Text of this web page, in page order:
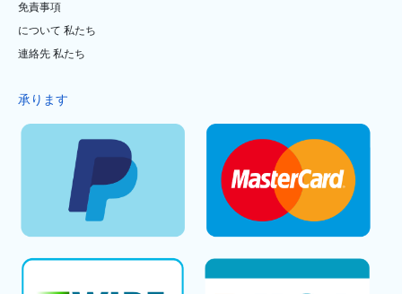
免責事項
について 私たち
連絡先 私たち
承ります